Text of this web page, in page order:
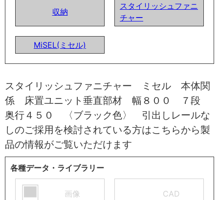
収納
スタイリッシュファニ
チャー
MiSEL(ミセル)
スタイリッシュファニチャー ミセル 本体関
係 床置ユニット垂直部材 幅８００ ７段
奥行４５０ 〈ブラック色〉 引出しレールな
しのご採用を検討されている方はこちらから製
品の情報がご覧いただけます
各種データ・ライブラリー
画像 CAD